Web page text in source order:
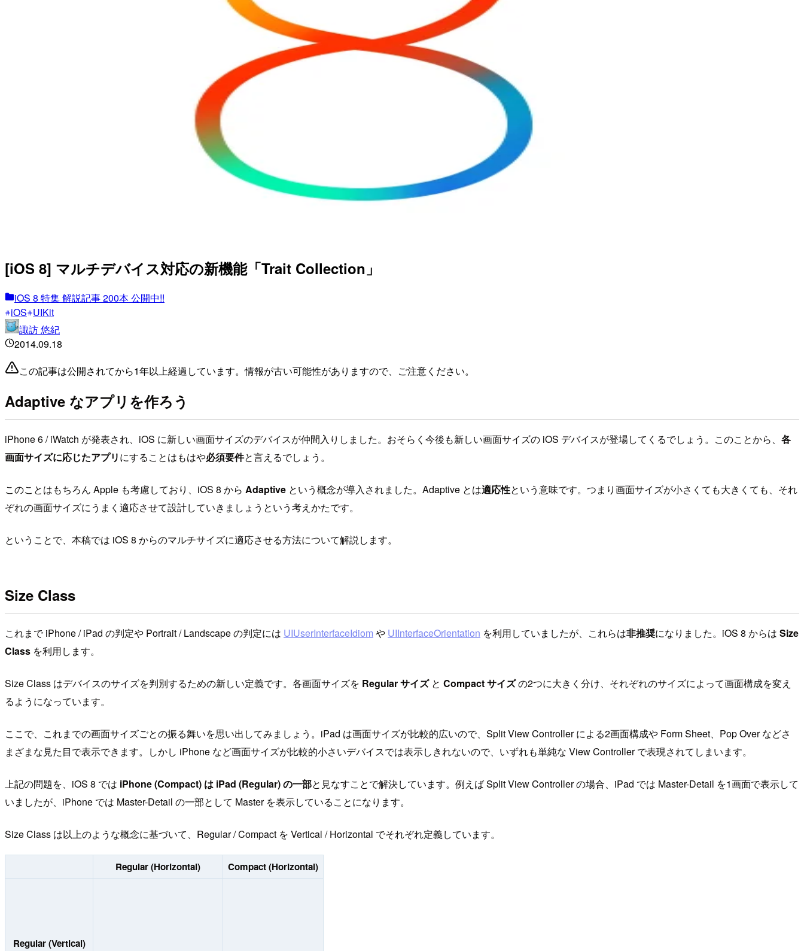
[iOS 8] マルチデバイス対応の新機能「Trait Collection」
iOS 8 特集 解説記事 200本 公開中!!
iOS UIKit
諏訪 悠紀
2014.09.18
この記事は公開されてから1年以上経過しています。情報が古い可能性がありますので、ご注意ください。
Adaptive なアプリを作ろう
iPhone 6 / iWatch が発表され、iOS に新しい画面サイズのデバイスが仲間入りしました。おそらく今後も新しい画面サイズの iOS デバイスが登場してくるでしょう。このことから、 各
画面サイズに応じたアプリにすることはもはや必須要件と言えるでしょう。
このことはもちろん Apple も考慮しており、iOS 8 から Adaptive という概念が導入されました。Adaptive とは適応性という意味です。つまり画面サイズが小さくても大きくても、それ
ぞれの画面サイズにうまく適応させて設計していきましょうという考えかたです。
ということで、本稿では iOS 8 からのマルチサイズに適応させる方法について解説します。
Size Class
これまで iPhone / iPad の判定や Portrait / Landscape の判定には UIUserInterfaceIdiom や UIInterfaceOrientation を利用していましたが、これらは非推奨になりました。iOS 8 からは Size
Class を利用します。
Size Class はデバイスのサイズを判別するための新しい定義です。各画面サイズを Regular サイズと Compact サイズの2つに大きく分け、それぞれのサイズによって画面構成を変え
るようになっています。
ここで、これまでの画面サイズごとの振る舞いを思い出してみましょう。iPad は画面サイズが比較的広いので、Split View Controller による2画面構成や Form Sheet、Pop Over などさ
まざまな見た目で表示できます。しかし iPhone など画面サイズが比較的小さいデバイスでは表示しきれないので、いずれも単純な View Controller で表現されてしまいます。
上記の問題を、iOS 8 では iPhone (Compact) は iPad (Regular) の一部と見なすことで解決しています。例えば Split View Controller の場合、iPad では Master-Detail を1画面で表示して
いましたが、iPhone では Master-Detail の一部として Master を表示していることになります。
Size Class は以上のような概念に基づいて、Regular / Compact を Vertical / Horizontal でそれぞれ定義しています。
Regular (Horizontal) Compact (Horizontal)
Regular (Vertical)